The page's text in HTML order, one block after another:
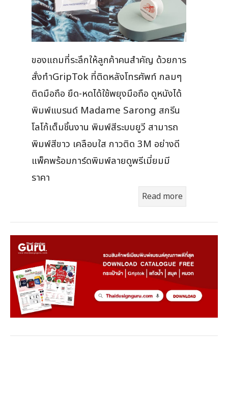
ของแถมที่ระลึกให้ลูกค้าคนสำคัญ ด้วยการ
สั่งทำGripTok ที่ติดหลังโทรศัพท์ กลมๆ
ติดมือถือ ยืด-หดได้ใช้พยุงมือถือ ดูหนังได้
พิมพ์แบรนด์ Madame Sarong สกรีน
โลโก้เต็มชิ้นงาน พิมพ์สีระบบยูวี สามารถ
พิมพ์สีขาว เคลือบใส กาวติด 3M อย่างดี
แพ็คพร้อมการ์ดพิมพ์ลายดูพรีเมี่ยมมี
ราคา
Read more